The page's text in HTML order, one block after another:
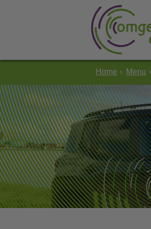
Home Menu